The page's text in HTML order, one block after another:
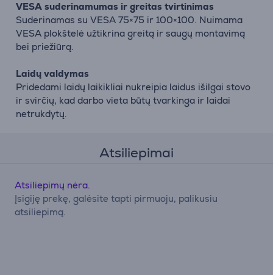
VESA suderinamumas ir greitas tvirtinimas
Suderinamas su VESA 75×75 ir 100×100. Nuimama
VESA plokštelė užtikrina greitą ir saugų montavimą
bei priežiūrą.
Laidų valdymas
Pridedami laidų laikikliai nukreipia laidus išilgai stovo
ir svirčių, kad darbo vieta būtų tvarkinga ir laidai
netrukdytų.
Atsiliepimai
Atsiliepimų nėra.
Įsigiję prekę, galėsite tapti pirmuoju, palikusiu
atsiliepimą.